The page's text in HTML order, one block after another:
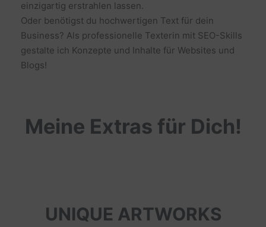
einzigartig erstrahlen lassen.
Oder benötigst du hochwertigen Text für dein
Business? Als professionelle Texterin mit SEO-Skills
gestalte ich Konzepte und Inhalte für Websites und
Blogs!
Meine Extras für Dich!
UNIQUE ARTWORKS